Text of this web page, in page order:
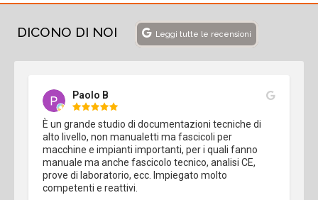
DICONO DI NOI Leggi tutte le recensioni
Paolo B
È un grande studio di documentazioni tecniche di
alto livello, non manualetti ma fascicoli per
macchine e impianti importanti, per i quali fanno
manuale ma anche fascicolo tecnico, analisi CE,
prove di laboratorio, ecc. Impiegato molto
competenti e reattivi.